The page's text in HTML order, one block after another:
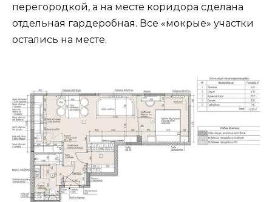
перегородкой, а на месте коридора сделана
отдельная гардеробная. Все «мокрые» участки
остались на месте.